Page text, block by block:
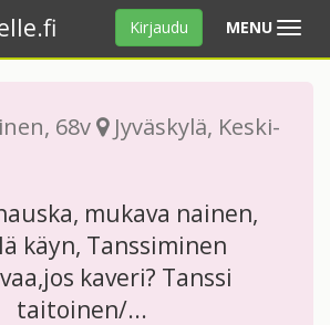
MENU Avaa
valikko
Kirjaudu
, 68v Jyväskylä, Keski-
mukava nainen,
käyn, Tanssiminen
kaveri? Tanssi
taitoinen/...